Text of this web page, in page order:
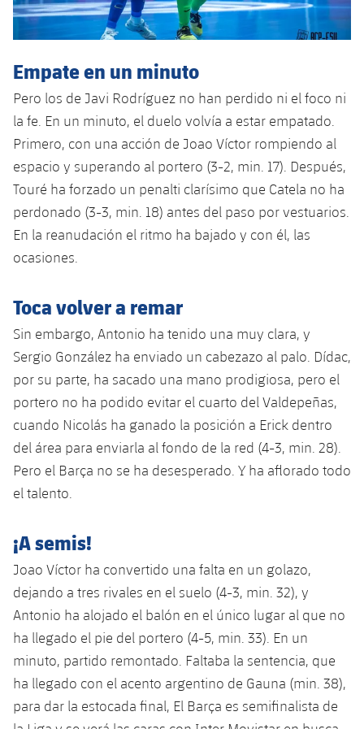
Clasificaciones
Agenda
Actualidad
Jugadores
Calendario
Resultados
Clasificaciones
Fotos
Voleibol
plusicon
más
Noticias
Voleibol masculino
Voleibol femenino
Apúntate a las amateurs
plusicon
más
Apúntate a las amateurs
Carnet de las Secciones Amateurs
League of Legends
VALORANT Rising
VALORANT Game Changers
Empate en un minuto
Pero los de Javi Rodríguez no han perdido ni el foco ni
la fe. En un minuto, el duelo volvía a estar empatado.
Primero, con una acción de Joao Víctor rompiendo al
espacio y superando al portero (3-2, min. 17). Después,
Touré ha forzado un penalti clarísimo que Catela no ha
perdonado (3-3, min. 18) antes del paso por vestuarios.
En la reanudación el ritmo ha bajado y con él, las
ocasiones.
Toca volver a remar
Sin embargo, Antonio ha tenido una muy clara, y
Sergio González ha enviado un cabezazo al palo. Dídac,
por su parte, ha sacado una mano prodigiosa, pero el
portero no ha podido evitar el cuarto del Valdepeñas,
cuando Nicolás ha ganado la posición a Erick dentro
del área para enviarla al fondo de la red (4-3, min. 28).
Pero el Barça no se ha desesperado. Y ha aflorado todo
el talento.
¡A semis!
Joao Víctor ha convertido una falta en un golazo,
dejando a tres rivales en el suelo (4-3, min. 32), y
Antonio ha alojado el balón en el único lugar al que no
ha llegado el pie del portero (4-5, min. 33). En un
minuto, partido remontado. Faltaba la sentencia, que
ha llegado con el acento argentino de Gauna (min. 38),
para dar la estocada final, El Barça es semifinalista de